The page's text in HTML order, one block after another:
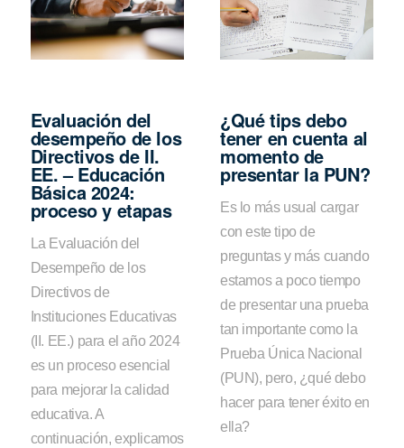
Evaluación del
desempeño de los
Directivos de II.
EE. – Educación
Básica 2024:
proceso y etapas
La Evaluación del
Desempeño de los
Directivos de
Instituciones Educativas
(II. EE.) para el año 2024
es un proceso esencial
para mejorar la calidad
educativa. A
continuación, explicamos
¿Qué tips debo
tener en cuenta al
momento de
presentar la PUN?
Es lo más usual cargar
con este tipo de
preguntas y más cuando
estamos a poco tiempo
de presentar una prueba
tan importante como la
Prueba Única Nacional
(PUN), pero, ¿qué debo
hacer para tener éxito en
ella?